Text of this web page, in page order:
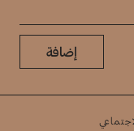
إضافة